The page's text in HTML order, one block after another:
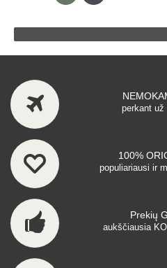
perkant už
100%
populiariausi ir
Prekių
aukščiausia